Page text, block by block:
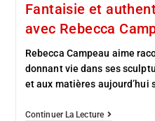
Fantaisie et
avec Rebecca
Rebecca Campeau aime
donnant vie dans ses
et aux matières aujourd’hui
Continuer La Lecture